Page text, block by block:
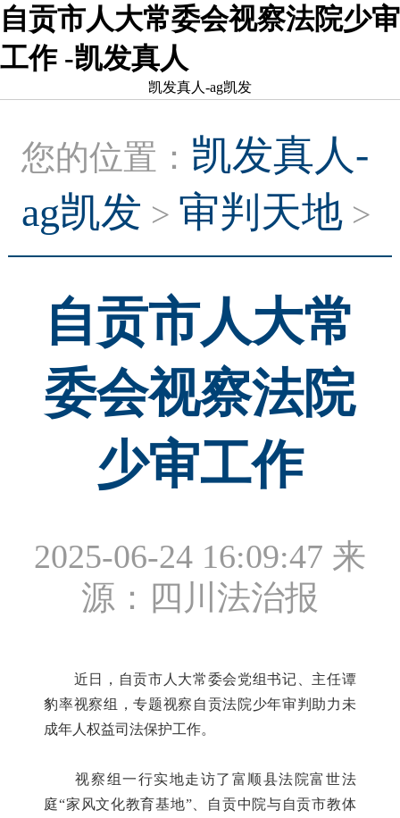
自贡市人大常委会视察法院少审
工作 -凯发真人
凯发真人-ag凯发
您的位置： 凯发真人-
ag凯发 > 审判天地 >
自贡市人大常
委会视察法院
少审工作
2025-06-24 16:09:47 来
源：四川法治报
近日，自贡市人大常委会党组书记、主任谭
豹率视察组，专题视察自贡法院少年审判助力未
成年人权益司法保护工作。
视察组一行实地走访了富顺县法院富世法
庭“家风文化教育基地”、自贡中院与自贡市教体